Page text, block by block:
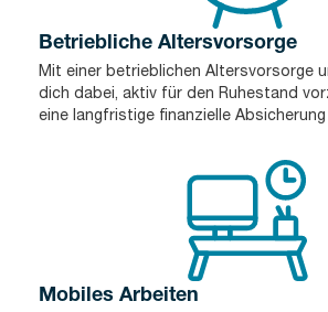
Betriebliche Altersvorsorge
Mit einer betrieblichen Altersvorsorge
dich dabei, aktiv für den Ruhestand
eine langfristige finanzielle
Mobiles Arbeiten